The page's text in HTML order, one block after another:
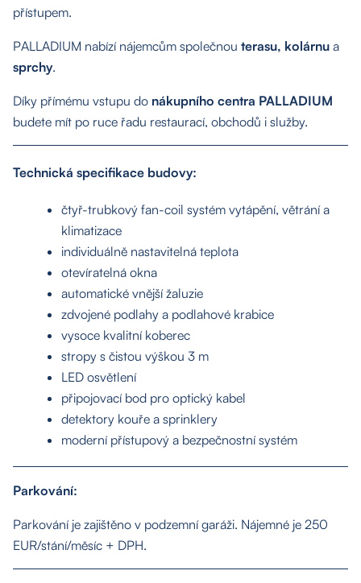
O nás
Nemovitosti
Služby
Kontakt
přístupem.
PALLADIUM nabízí nájemcům společnou terasu, kolárnu a
sprchy.
Díky přímému vstupu do nákupního centra PALLADIUM
budete mít po ruce řadu restaurací, obchodů i služby.
Technická specifikace budovy:
čtyř-trubkový fan-coil systém vytápění, větrání a
klimatizace
individuálně nastavitelná teplota
otevíratelná okna
automatické vnější žaluzie
zdvojené podlahy a podlahové krabice
vysoce kvalitní koberec
stropy s čistou výškou 3 m
LED osvětlení
připojovací bod pro optický kabel
detektory kouře a sprinklery
moderní přístupový a bezpečnostní systém
Parkování:
Parkování je zajištěno v podzemní garáži. Nájemné je 250
EUR/stání/měsíc + DPH.